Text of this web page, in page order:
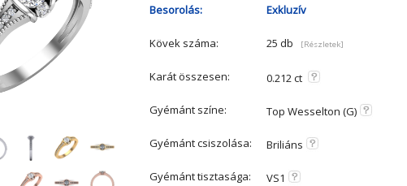
Besorolás: Exkluzív
Kövek száma: 25 db [Részletek]
Karát összesen: 0.212 ct
Gyémánt színe: Top Wesselton (G)
Gyémánt csiszolása: Briliáns
Gyémánt tisztasága: VS1